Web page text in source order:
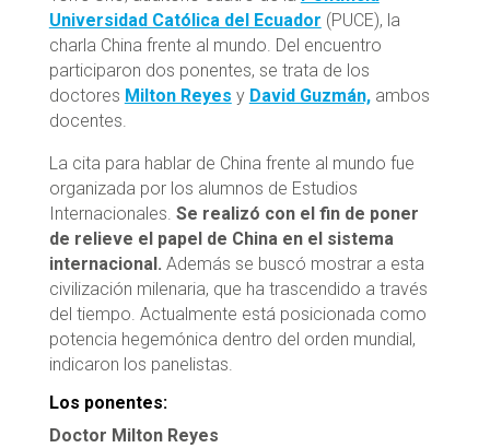
Universidad Católica del Ecuador (PUCE), la
charla China frente al mundo. Del encuentro
participaron dos ponentes, se trata de los
doctores Milton Reyes y David Guzmán,ambos
docentes.
La cita para hablar de China frente al mundo fue
organizada por los alumnos de Estudios
Internacionales. Se realizó con el fin de poner
de relieve el papel de China en el sistema
internacional. Además se buscó mostrar a esta
civilización milenaria, que ha trascendido a través
del tiempo. Actualmente está posicionada como
potencia hegemónica dentro del orden mundial,
indicaron los panelistas.
Los ponentes:
Doctor Milton Reyes